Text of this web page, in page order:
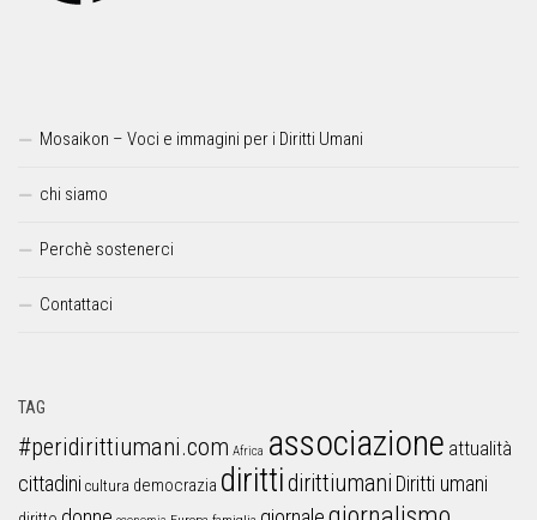
Mosaikon – Voci e immagini per i Diritti Umani
chi siamo
Perchè sostenerci
Contattaci
TAG
#peridirittiumani.com Africa associazione attualità
cittadini cultura democrazia dirittidirittiumani Diritti umani